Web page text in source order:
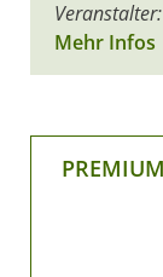
Veranstalter:
Mehr Infos